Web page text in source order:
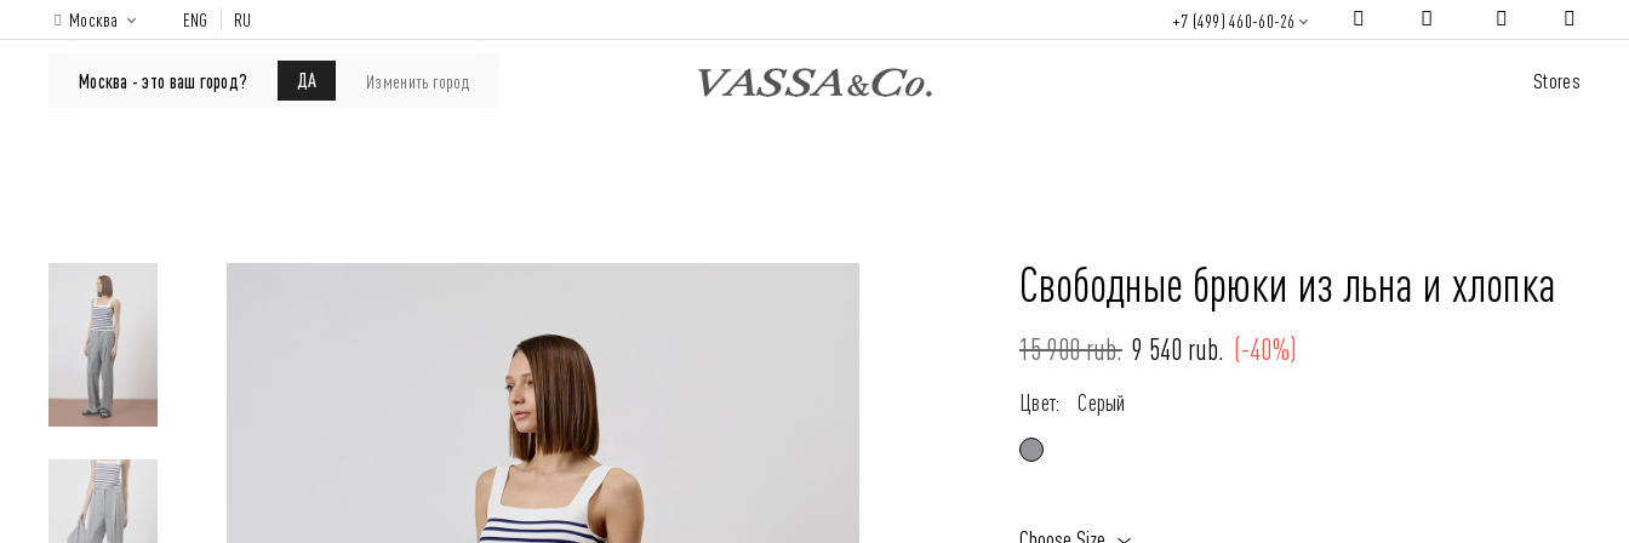
Москва
Москва - это ваш город? ДА Изменить город
ENG RU +7 (499) 460-60-26
ONLINE-SHOP About brand Lookbook Stores
Свободные брюки из льна и хлопка
15 900 rub. 9 540 rub. (-40%)
Цвет: Серый